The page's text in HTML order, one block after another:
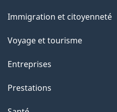
sujets
Immigration et citoyenneté
Voyage et tourisme
Entreprises
Prestations